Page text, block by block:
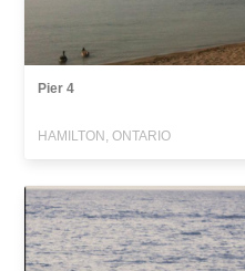
Pier 4
HAMILTON, ONTARIO